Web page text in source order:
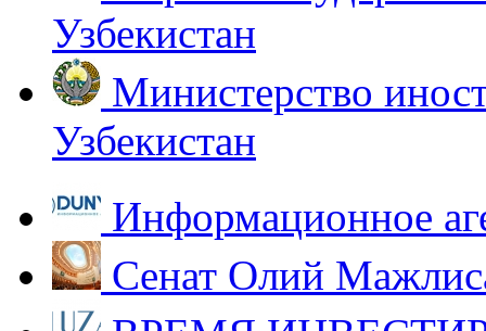
Узбекистан
Министерство
Узбекистан
Информационное
Сенат Олий